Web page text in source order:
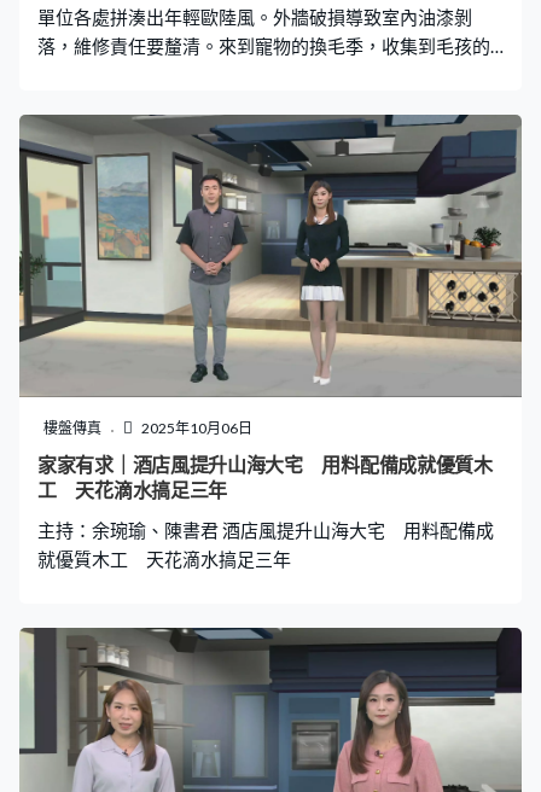
單位各處拼湊出年輕歐陸風。外牆破損導致室內油漆剝
落，維修責任要釐清。來到寵物的換毛季，收集到毛孩的
樓盤傳真 2025年10月06日
家家有求｜酒店風提升山海大宅 用料配備成就優質木
工 天花滴水搞足三年
主持：余琬瑜、陳書君 酒店風提升山海大宅 用料配備成
就優質木工 天花滴水搞足三年